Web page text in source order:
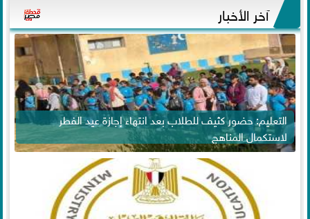
آخر الأخبار
التعليم: حضور كثيف للطلاب بعد انتهاء إجازة عيد الفطر
لاستكمال المناهج